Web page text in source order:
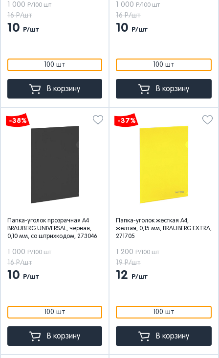
1 000 Р/100 шт
16 Р/шт
10 Р/шт
100 шт
В корзину
1 000 Р/100 шт
16 Р/шт
10 Р/шт
100 шт
В корзину
-38%
Папка-уголок прозрачная А4
BRAUBERG UNIVERSAL, черная,
0,10 мм, со штрихкодом, 273046
1 000 Р/100 шт
16 Р/шт
10 Р/шт
100 шт
В корзину
-37%
Папка-уголок жесткая А4,
желтая, 0,15 мм, BRAUBERG EXTRA,
271705
1 200 Р/100 шт
19 Р/шт
12 Р/шт
100 шт
В корзину